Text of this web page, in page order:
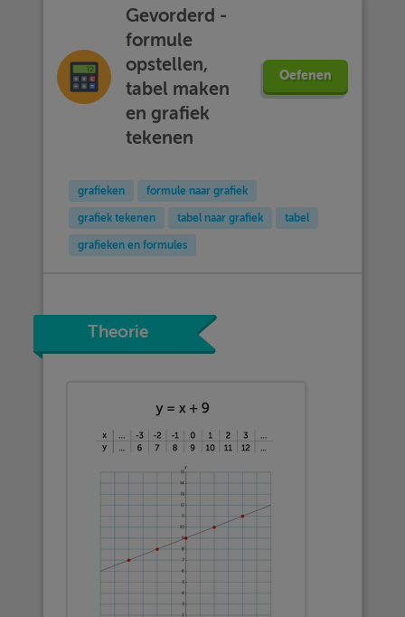
Gevorderd -
formule
opstellen,
tabel maken
en grafiek
tekenen
Oefenen
grafieken formule naar grafiek
grafiek tekenen tabel naar grafiek tabel
grafieken en formules
Theorie